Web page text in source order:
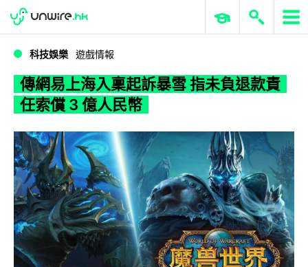
WWDC 2026 ERP 與商業 AI
科技娛樂 遊戲情報
傳網易上海入稟起訴暴雪 指未負退款責
任索償 3 億人民幣